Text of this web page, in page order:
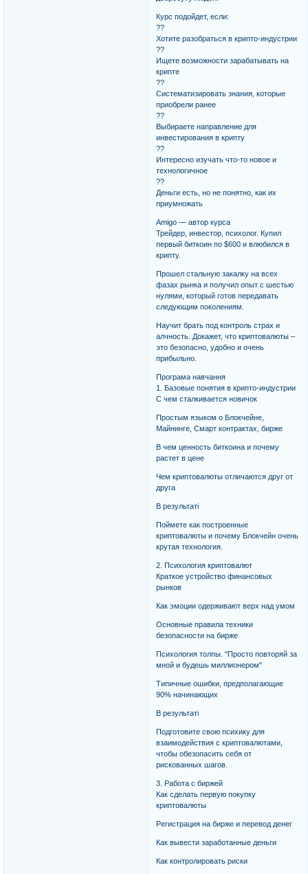
Курс подойдет, если:
??
Хотите разобраться в крипто-индустрии
??
Ищете возможности зарабатывать на
крипте
??
Систематизировать знания, которые
приобрели ранее
??
Выбираете направление для
инвестирования в крипту
??
Интересно изучать что-то новое и
технологичное
??
Деньги есть, но не понятно, как их
приумножать
Amigo — автор курса
Трейдер, инвестор, психолог. Купил
первый биткоин по $600 и влюбился в
крипту.
Прошел стальную закалку на всех
фазах рынка и получил опыт с шестью
нулями, который готов передавать
следующим поколениям.
Научит брать под контроль страх и
алчность. Докажет, что криптовалюты –
это безопасно, удобно и очень
прибыльно.
Програма навчання
1. Базовые понятия в крипто-индустрии
С чем сталкивается новичок
Простым языком о Блокчейне,
Майнинге, Смарт контрактах, бирже
В чем ценность биткоина и почему
растет в цене
Чем криптовалюты отличаются друг от
друга
В результаті
Поймете как построенные
криптовалюты и почему Блокчейн очень
крутая технология.
2. Психология криптовалют
Краткое устройство финансовых
рынков
Как эмоции одерживают верх над умом
Основные правила техники
безопасности на бирже
Психология толпы. "Просто повторяй за
мной и будешь миллионером"
Типичные ошибки, предполагающие
90% начинающих
В результаті
Подготовите свою психику для
взаимодействия с криптовалютами,
чтобы обезопасить себя от
рискованных шагов.
3. Работа с биржей
Как сделать первую покупку
криптовалюты
Регистрация на бирже и перевод денег
Как вывести заработанные деньги
Как контролировать риски